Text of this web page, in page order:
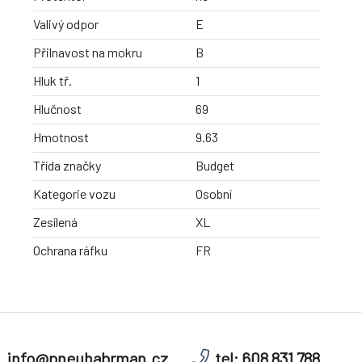
Valivý odpor
E
Přilnavost na mokru
B
Hluk tř.
1
Hlučnost
69
Hmotnost
9.63
Třída značky
Budget
Kategorie vozu
Osobní
Zesílená
XL
Ochrana ráfku
FR